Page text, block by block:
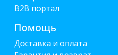
B2B портал
Помощь
Доставка и оплата